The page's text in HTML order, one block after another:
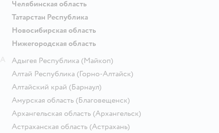
Челябинская область
Татарстан Республика
Новосибирская область
Нижегородская область
Адыгея Республика (Майкоп)
Алтай Республика (Горно-Алтайск)
Алтайский край (Барнаул)
Амурская область (Благовещенск)
Архангельская область (Архангельск)
Астраханская область (Астрахань)